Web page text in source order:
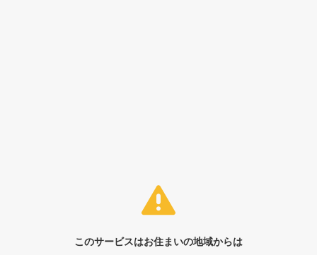
このサービスはお住まいの地域からは